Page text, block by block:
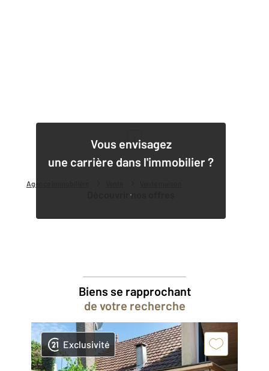
Agence immobilière
Vous envisagez
une carrière dans l'immobilier ?
Découvrir nos offres
Biens se rapprochant
de votre recherche
Exclusivité